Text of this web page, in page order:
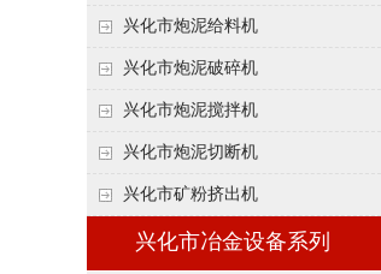
兴化市炮泥给料机
兴化市炮泥破碎机
兴化市炮泥搅拌机
兴化市炮泥切断机
兴化市矿粉挤出机
兴化市冶金设备系列